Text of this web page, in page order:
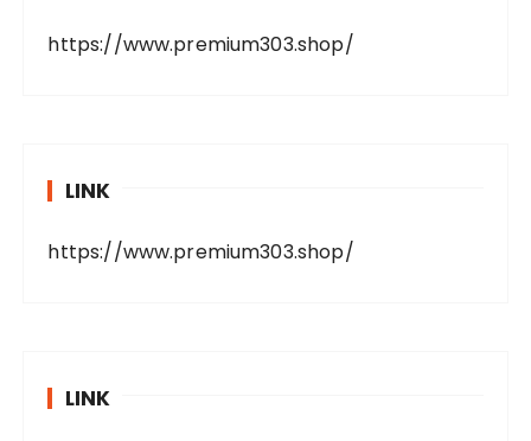
https://www.premium303.shop/
LINK
https://www.premium303.shop/
LINK